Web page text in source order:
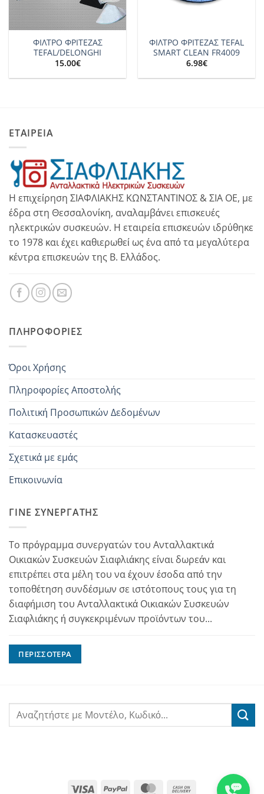
ΦΙΛΤΡΟ ΦΡΙΤΕΖΑΣ
TEFAL/DELONGHI
15.00€
ΦΙΛΤΡΟ ΦΡΙΤΕΖΑΣ TEFAL
SMART CLEAN FR4009
6.98€
ΕΤΑΙΡΕΙΑ
Η επιχείρηση ΣΙΑΦΛΙΑΚΗΣ ΚΩΝΣΤΑΝΤΙΝΟΣ & ΣΙΑ ΟΕ, με
έδρα στη Θεσσαλονίκη, αναλαμβάνει επισκευές
ηλεκτρικών συσκευών. Η εταιρεία επισκευών ιδρύθηκε
το 1978 και έχει καθιερωθεί ως ένα από τα μεγαλύτερα
κέντρα επισκευών της Β. Ελλάδος.
ΠΛΗΡΟΦΟΡΊΕΣ
Όροι Χρήσης
Πληροφορίες Αποστολής
Πολιτική Προσωπικών Δεδομένων
Κατασκευαστές
Σχετικά με εμάς
Επικοινωνία
ΓΊΝΕ ΣΥΝΕΡΓΆΤΗΣ
Το πρόγραμμα συνεργατών του Ανταλλακτικά
Οικιακών Συσκευών Σιαφλιάκης είναι δωρεάν και
επιτρέπει στα μέλη του να έχουν έσοδα από την
τοποθέτηση συνδέσμων σε ιστότοπους τους για τη
διαφήμιση του Ανταλλακτικά Οικιακών Συσκευών
Σιαφλιάκης ή συγκεκριμένων προϊόντων του...
ΠΕΡΙΣΣΌΤΕΡΑ
Visa PayPal MasterCard